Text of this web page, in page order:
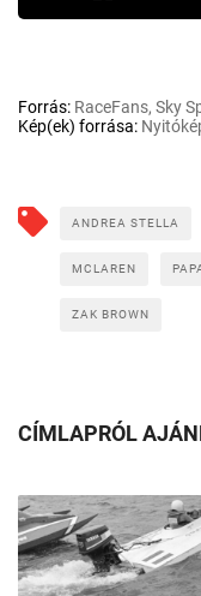
Forrás: RaceFans, Sky
Kép(ek) forrása:
ANDREA STELLA
MCLAREN
ZAK BROWN
CÍMLAPRÓL